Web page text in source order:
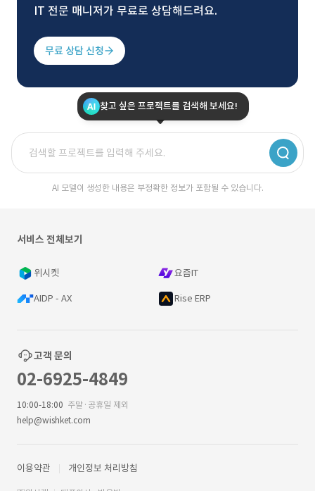
IT 전문 매니저가 무료로 상담해드려요.
무료 상담 신청
찾고 싶은 프로젝트를 검색해 보세요!
AI 모델이 생성한 내용은 부정확한 정보가 포함될 수 있습니다.
서비스 전체보기
위시켓 요즘IT
AIDP - AX Rise ERP
고객 문의
02-6925-4849
10:00-18:00 주말·공휴일 제외
help@wishket.com
이용약관 개인정보 처리방침